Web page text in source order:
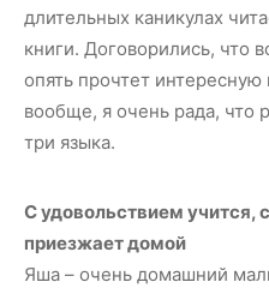
длительных каникулах
книги. Договорились, что
опять прочтет
вообще, я очень рада, что
три языка.
С удовольствием учится,
приезжает домой
Яша – очень домашний